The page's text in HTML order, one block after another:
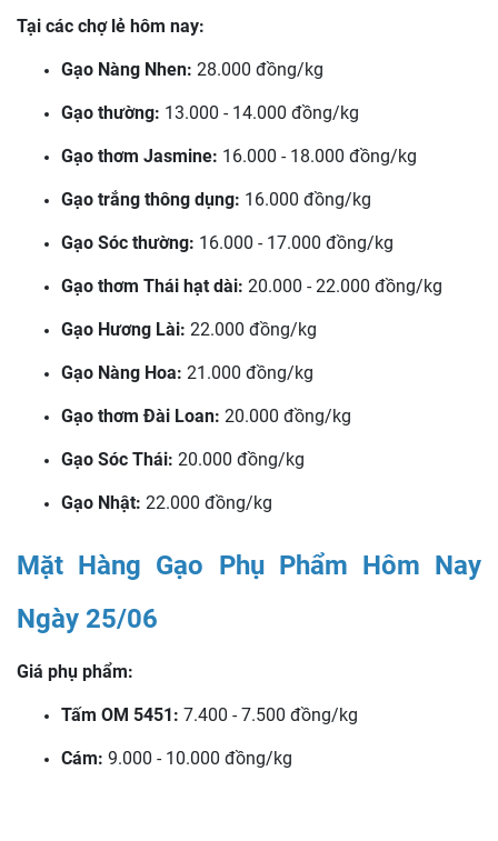
Tại các chợ lẻ hôm nay:
Gạo Nàng Nhen: 28.000 đồng/kg
Gạo thường: 13.000 - 14.000 đồng/kg
Gạo thơm Jasmine: 16.000 - 18.000 đồng/kg
Gạo trắng thông dụng: 16.000 đồng/kg
Gạo Sóc thường: 16.000 - 17.000 đồng/kg
Gạo thơm Thái hạt dài: 20.000 - 22.000 đồng/kg
Gạo Hương Lài: 22.000 đồng/kg
Gạo Nàng Hoa: 21.000 đồng/kg
Gạo thơm Đài Loan: 20.000 đồng/kg
Gạo Sóc Thái: 20.000 đồng/kg
Gạo Nhật: 22.000 đồng/kg
Mặt Hàng Gạo Phụ Phẩm Hôm Nay
Ngày 25/06
Giá phụ phẩm:
Tấm OM 5451: 7.400 - 7.500 đồng/kg
Cám: 9.000 - 10.000 đồng/kg